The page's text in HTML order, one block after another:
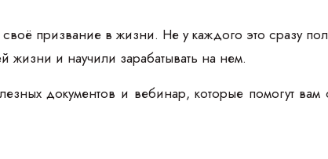
призвание в жизни. Не у каждого это сразу
жизни и научили зарабатывать на нем.
документов и вебинар, которые помогут